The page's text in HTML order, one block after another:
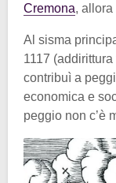
Cremona, allora
Al sisma
1117
contribuì a
economica e
peggio non c’è